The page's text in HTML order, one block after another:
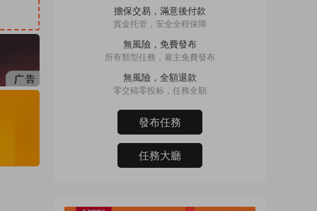
擔保交易，滿意後付款
賞金托管，安全全程保障
無風險，免費發布
所有類型任務，雇主免費發布
無風險，全額退款
零交稿零投标，任務全額
發布任務
任務大廳